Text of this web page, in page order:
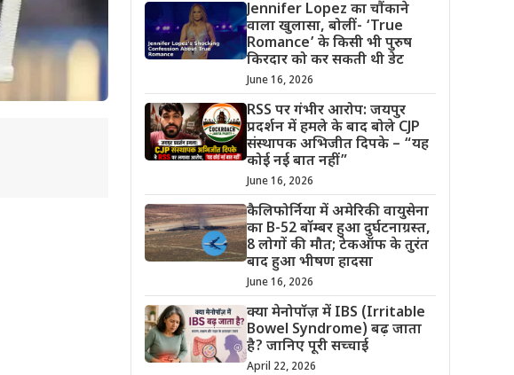
Jennifer Lopez का चौंकाने
वाला खुलासा, बोलीं- ‘True
Romance’ के किसी भी पुरुष
किरदार को कर सकती थी डेट
June 16, 2026
RSS पर गंभीर आरोप: जयपुर
प्रदर्शन में हमले के बाद बोले CJP
संस्थापक अभिजीत दिपके – “यह
कोई नई बात नहीं”
June 16, 2026
कैलिफोर्निया में अमेरिकी वायुसेना
का B-52 बॉम्बर हुआ दुर्घटनाग्रस्त,
8 लोगों की मौत; टेकऑफ के तुरंत
बाद हुआ भीषण हादसा
June 16, 2026
क्या मेनोपॉज़ में IBS (Irritable
Bowel Syndrome) बढ़ जाता
है? जानिए पूरी सच्चाई
April 22, 2026